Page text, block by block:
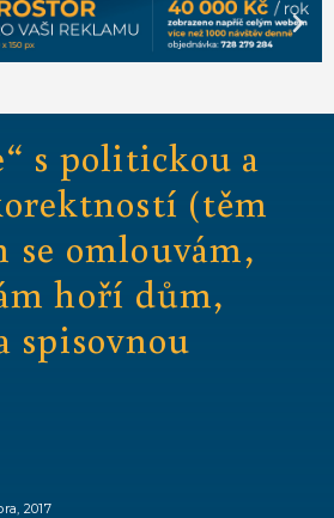
s politickou a
(těm
omlouvám,
hoří dům,
spisovnou
2017